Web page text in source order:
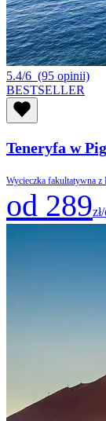
5.4/6 (95 opinii)
BESTSELLER
Teneryfa w
Wycieczka fakultatywna z
od 289